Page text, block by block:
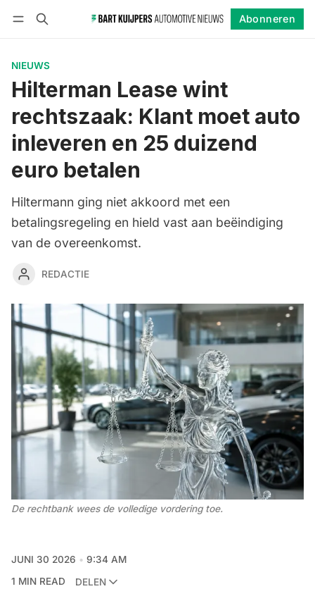
Abonneren
NIEUWS
Hilterman Lease wint
rechtszaak: Klant moet auto
inleveren en 25 duizend
euro betalen
Hiltermann ging niet akkoord met een
betalingsregeling en hield vast aan beëindiging
van de overeenkomst.
REDACTIE
De rechtbank wees de volledige vordering toe.
JUNI 30 2026
9:34 AM
1 MIN READ
DELEN